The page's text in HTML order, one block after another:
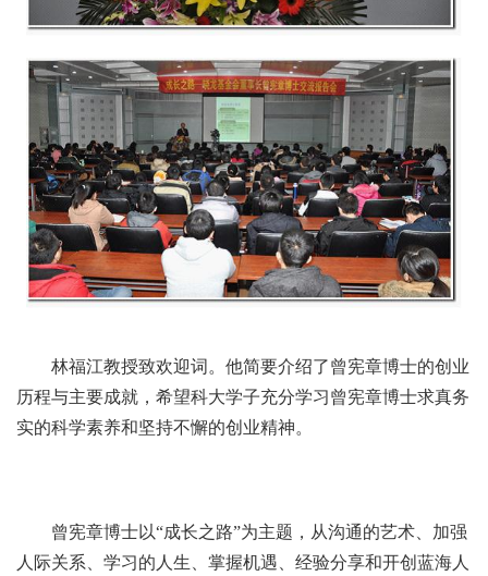
林福江教授致欢迎词。他简要介绍了曾宪章博士的创业
历程与主要成就，希望科大学子充分学习曾宪章博士求真务
实的科学素养和坚持不懈的创业精神。
曾宪章博士以“成长之路”为主题，从沟通的艺术、加强
人际关系、学习的人生、掌握机遇、经验分享和开创蓝海人